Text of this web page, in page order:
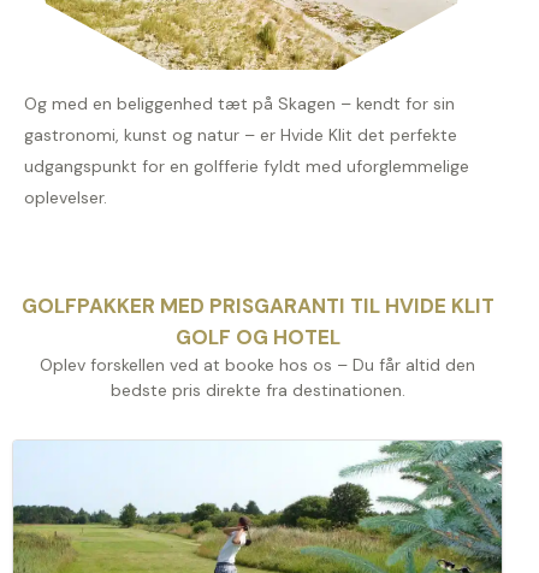
Og med en beliggenhed tæt på Skagen – kendt for sin
gastronomi, kunst og natur – er Hvide Klit det perfekte
udgangspunkt for en golfferie fyldt med uforglemmelige
oplevelser.
GOLFPAKKER MED PRISGARANTI TIL HVIDE KLIT
GOLF OG HOTEL
Oplev forskellen ved at booke hos os – Du får altid den
bedste pris direkte fra destinationen.